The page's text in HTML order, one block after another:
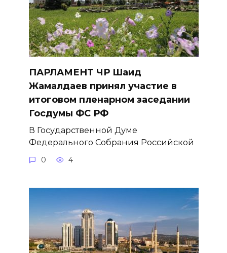
ПАРЛАМЕНТ ЧР Шаид
Жамалдаев принял участие в
итоговом пленарном заседании
Госдумы ФС РФ
В Государственной Думе
Федерального Собрания Российской
0 4